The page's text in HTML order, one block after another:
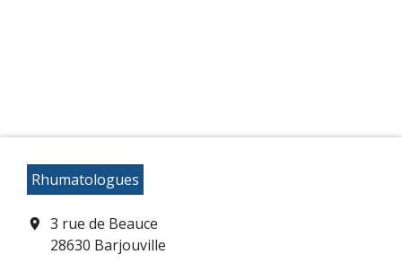
Rhumatologues
location_on
3 rue de Beauce
28630 Barjouville